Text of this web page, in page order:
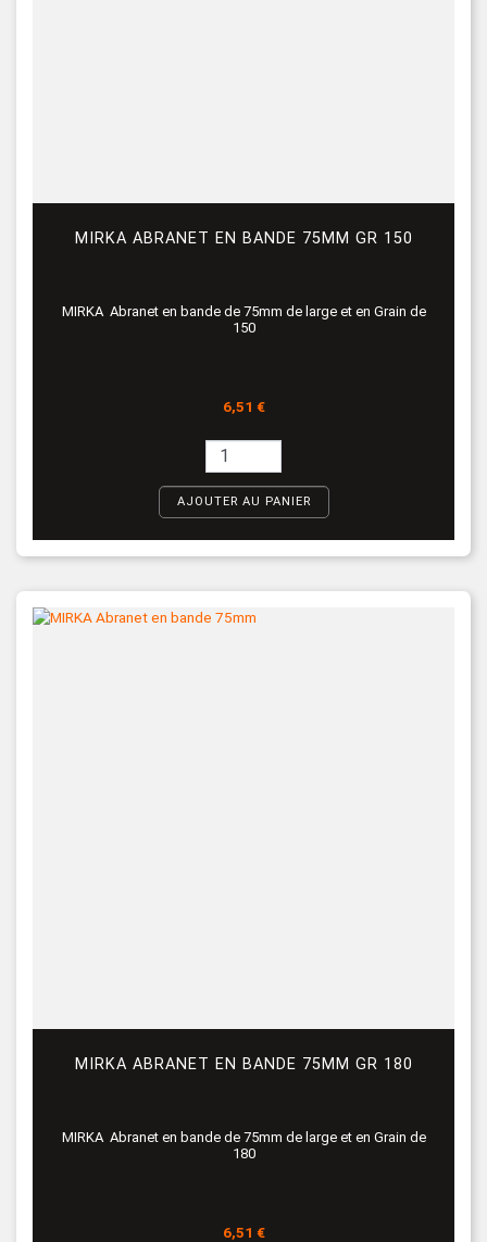
MIRKA ABRANET EN BANDE 75MM GR 150
MIRKA Abranet en bande de 75mm de large et en Grain de
150
Prix
6,51 €
AJOUTER AU PANIER
MIRKA ABRANET EN BANDE 75MM GR 180
MIRKA Abranet en bande de 75mm de large et en Grain de
180
Prix
6,51 €